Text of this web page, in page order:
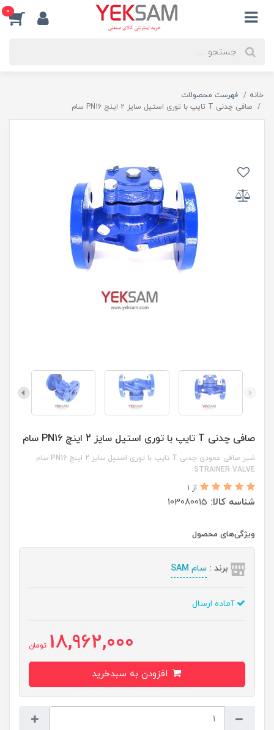
0
خانه
فهرست محصولات
صافی چدنی T تایپ با توری استیل سایز 2 اینچ PN16 سام
صافی چدنی T تایپ با توری استیل سایز 2 اینچ PN16 سام
شیر صافی عمودی چدنی T تایپ با توری استیل سایز 2 اینچ PN16 سام
STRAINER VALVE
از 1
شناسه کالا: 103080015
ویژگی‌های محصول
برند : سام SAM
آماده ارسال
18,962,000 تومان